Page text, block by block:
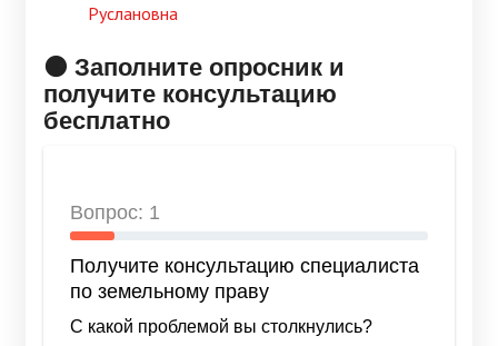
Руслановна
🟠 Заполните опросник и
получите консультацию
бесплатно